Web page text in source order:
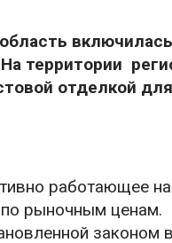
территории
отделкой
работающее
рыночным